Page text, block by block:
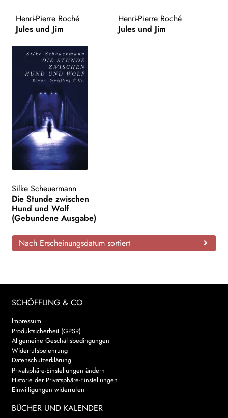
AKTUELLES
WEITERE VERLAGE
Search:
Henri-Pierre Roché
Jules und Jim
Henri-Pierre Roché
Jules und Jim
Silke Scheuermann
Die Stunde zwischen
Hund und Wolf
(Gebundene Ausgabe)
Nach Erscheinungsdatum sortiert
SCHÖFFLING & CO
Impressum
Produktsicherheit (GPSR)
Allgemeine Geschäftsbedingungen
Widerrufsbelehrung
Datenschutzerklärung
Privatsphäre-Einstellungen ändern
Historie der Privatsphäre-Einstellungen
Einwilligungen widerrufen
BÜCHER UND KALENDER